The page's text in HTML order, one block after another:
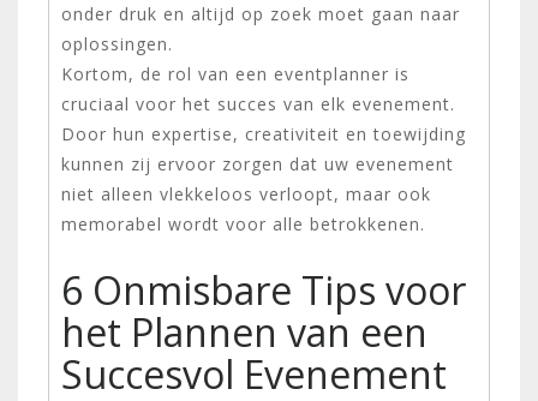
onder druk en altijd op zoek moet gaan naar
oplossingen.
Kortom, de rol van een eventplanner is
cruciaal voor het succes van elk evenement.
Door hun expertise, creativiteit en toewijding
kunnen zij ervoor zorgen dat uw evenement
niet alleen vlekkeloos verloopt, maar ook
memorabel wordt voor alle betrokkenen.
6 Onmisbare Tips voor
het Plannen van een
Succesvol Evenement